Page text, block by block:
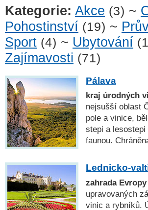
Kategorie: Akce (3) ~
Pohostinství (19) ~
Sport (4) ~ Ubytování
Zajímavosti (71)
Pálava
kraj úrodných
nejsušší oblast
pole a vinice,
stepi a lesostepi
faunou.
Lednicko-
zahrada Evropy
upravovaných
vinic a rybníků.